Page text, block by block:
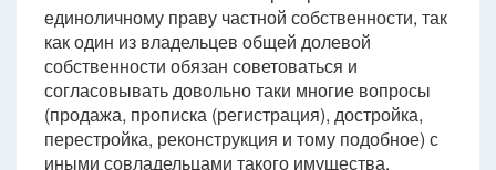
единоличному праву частной собственности, так
как один из владельцев общей долевой
собственности обязан советоваться и
согласовывать довольно таки многие вопросы
(продажа, прописка (регистрация), достройка,
перестройка, реконструкция и тому подобное) с
иными совладельцами такого имущества.